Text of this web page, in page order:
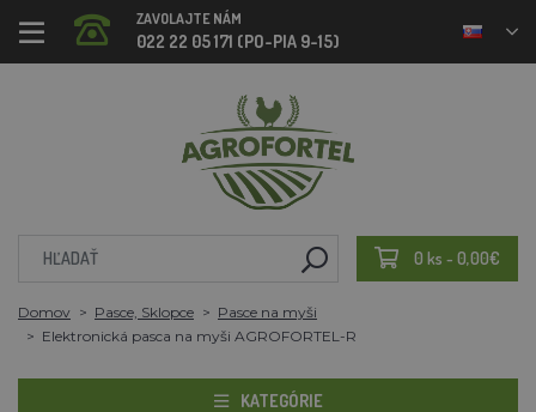
ZAVOLAJTE NÁM
022 22 05 171 (PO-PIA 9-15)
0 ks - 0,00€
Domov Pasce, Sklopce
Pasce na myši
Elektronická pasca na myši AGROFORTEL-R
KATEGÓRIE